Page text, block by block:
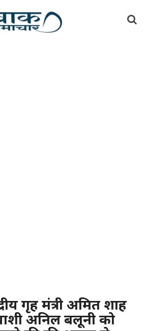
गृह मंत्री अमित शाह
अनिल बलूनी को